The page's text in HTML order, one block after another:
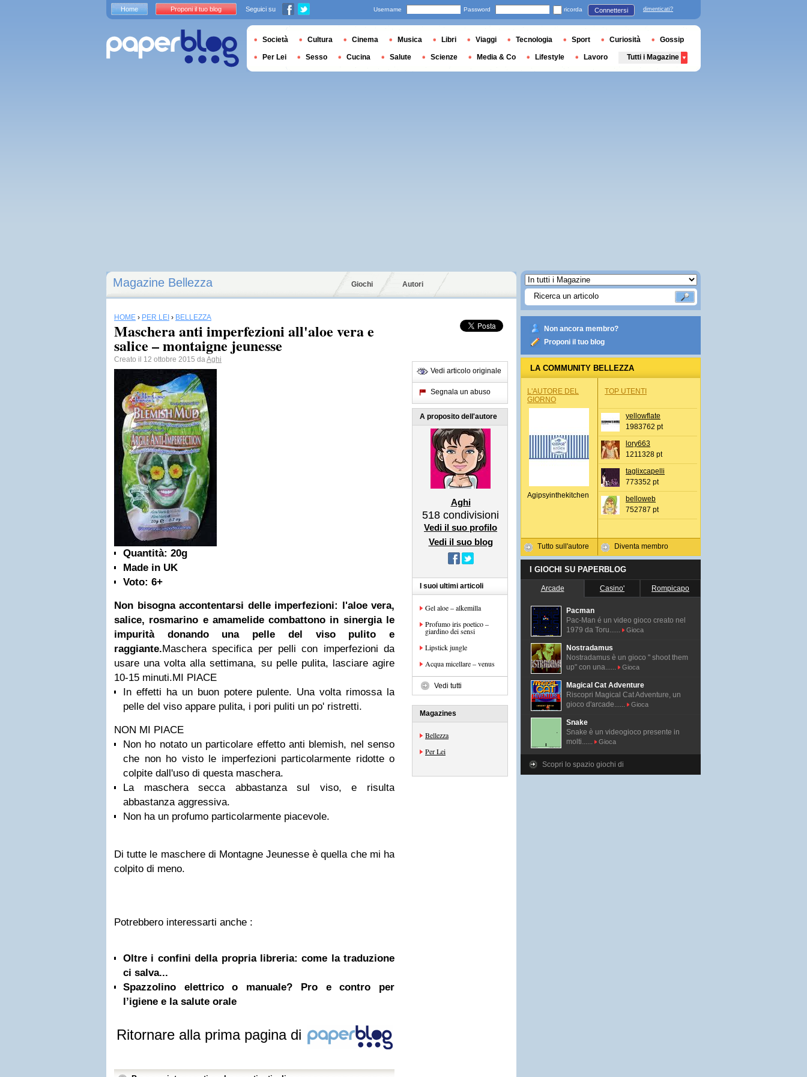
Magazine Bellezza Giochi Autori
HOME › PER LEI › BELLEZZA
Maschera anti imperfezioni all'aloe vera e
salice – montaigne jeunesse
Creato il 12 ottobre 2015 daAghi
Quantità: 20g
Made in UK
Voto: 6+
Non bisogna accontentarsi delle imperfezioni: l'aloe vera,
salice, rosmarino e amamelide combattono in sinergia le
impurità donando una pelle del viso pulito e
raggiante.Maschera specifica per pelli con imperfezioni da
usare una volta alla settimana, su pelle pulita, lasciare agire
10-15 minuti.MI PIACE
In effetti ha un buon potere pulente. Una volta rimossa la
pelle del viso appare pulita, i pori puliti un po' ristretti.
NON MI PIACE
Non ho notato un particolare effetto anti blemish, nel senso
che non ho visto le imperfezioni particolarmente ridotte o
colpite dall'uso di questa maschera.
La maschera secca abbastanza sul viso, e risulta
abbastanza aggressiva.
Non ha un profumo particolarmente piacevole.
Di tutte le maschere di Montagne Jeunesse è quella che mi ha
colpito di meno.
Potrebbero interessarti anche :
Oltre i confini della propria libreria: come la traduzione
ci salva...
Spazzolino elettrico o manuale? Pro e contro per
l’igiene e la salute orale
Ritornare alla prima pagina di
Vedi articolo originale
Segnala un abuso
A proposito dell'autore
Aghi
518 condivisioni
Vedi il suo profilo
Vedi il suo blog
I suoi ultimi articoli
Gel aloe – alkemilla
Profumo iris poetico –
giardino dei sensi
Lipstick jungle
Acqua micellare – venus
Vedi tutti
Magazines
Bellezza
Per Lei
Non ancora membro?
Proponi il tuo blog
LA COMMUNITY BELLEZZA
L'AUTORE DEL
GIORNO
Agipsyinthekitchen
Tutto sull'autore
TOP UTENTI
yellowflate
1983762 pt
lory663
1211328 pt
taglixcapelli
773352 pt
belloweb
752787 pt
Diventa membro
I GIOCHI SU PAPERBLOG
Arcade Casino' Rompicapo
Pacman
Pac-Man é un video gioco creato nel
1979 da Toru......
Gioca
Nostradamus
Nostradamus è un gioco " shoot them
up" con una......
Gioca
Magical Cat Adventure
Riscopri Magical Cat Adventure, un
gioco d'arcade......
Gioca
Snake
Snake è un videogioco presente in
molti......
Gioca
Scopri lo spazio giochi di
Home Proponi il tuo blog Seguici su Username Password ricorda Connettersi dimenticati?
Società Cultura Cinema Musica Libri Viaggi Tecnologia Sport Curiosità Gossip
Per Lei Sesso Cucina Salute Scienze Media & Co Lifestyle Lavoro Tutti i Magazine